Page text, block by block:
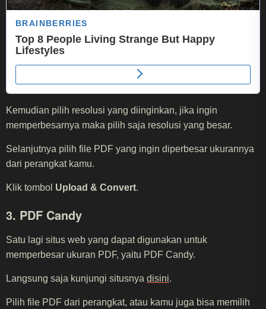
Kemudian pilih resolusi yang diinginkan, jika ingin
memperbesarnya maka pilih saja resolusi yang besar.
Selanjutnya pilih file PDF yang ingin diperbesar ukurannya
dari perangkat kamu.
Klik tombol Upload & Convert.
3. PDF Candy
Satu lagi situs web yang dapat digunakan untuk
memperbesar ukuran PDF, yaitu PDF Candy.
Langsung saja kunjungi situsnya disini.
Pilih file PDF dari perangkat, atau kamu juga bisa memilih